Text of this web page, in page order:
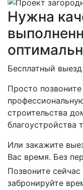
Нужна
Бесплатный
Просто
строительства
благоустройства
Или закажите
Вас время. Без
Позвоните
забронируйте